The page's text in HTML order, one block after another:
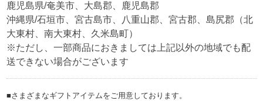
鹿児島県/奄美市、大島郡、鹿児島郡
沖縄県/石垣市、宮古島市、八重山郡、宮古郡、島尻郡（北
大東村、南大東村、久米島町）
※ただし、一部商品におきましては上記以外の地域でも配
送できない場合がございます
■さまざまなギフトアイテムをご用意しております。